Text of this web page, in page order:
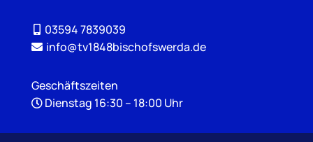
03594 7839039
info@tv1848bischofswerda.de
Geschäftszeiten
Dienstag 16:30 – 18:00 Uhr